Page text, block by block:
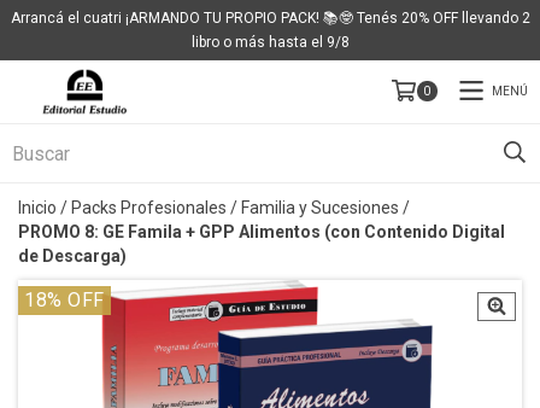
Arrancá el cuatri ¡ARMANDO TU PROPIO PACK! 📚🤓 Tenés 20% OFF llevando 2
libro o más hasta el 9/8
0 MENÚ
Inicio / Packs Profesionales / Familia y Sucesiones /
PROMO 8: GE Famila + GPP Alimentos (con Contenido Digital
de Descarga)
18% OFF